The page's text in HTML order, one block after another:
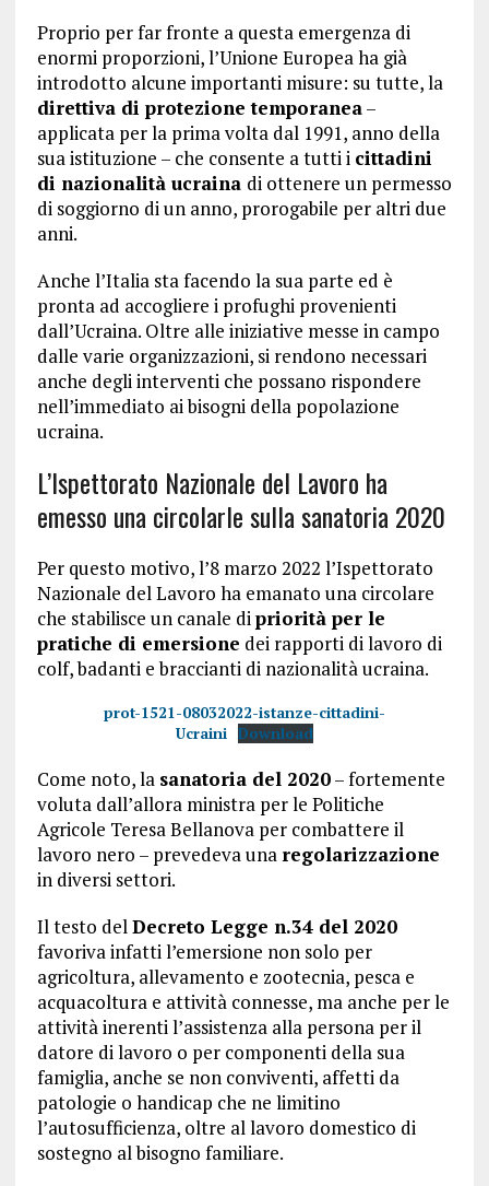
Proprio per far fronte a questa emergenza di
enormi proporzioni, l’Unione Europea ha già
introdotto alcune importanti misure: su tutte, la
direttiva di protezione temporanea–
applicata per la prima volta dal 1991, anno della
sua istituzione – che consente a tutti i cittadini
di nazionalità ucraina di ottenere un permesso
di soggiorno di un anno, prorogabile per altri due
anni.
Anche l’Italia sta facendo la sua parte ed è
pronta ad accogliere i profughi provenienti
dall’Ucraina. Oltre alle iniziative messe in campo
dalle varie organizzazioni, si rendono necessari
anche degli interventi che possano rispondere
nell’immediato ai bisogni della popolazione
ucraina.
L’Ispettorato Nazionale del Lavoro ha
emesso una circolarle sulla sanatoria 2020
Per questo motivo, l’8 marzo 2022 l’Ispettorato
Nazionale del Lavoro ha emanato una circolare
che stabilisce un canale dipriorità per le
pratiche di emersione dei rapporti di lavoro di
colf, badanti e braccianti di nazionalità ucraina.
prot-1521-08032022-istanze-cittadini-
Ucraini Download
Come noto, la sanatoria del 2020– fortemente
voluta dall’allora ministra per le Politiche
Agricole Teresa Bellanova per combattere il
lavoro nero – prevedeva una regolarizzazione
in diversi settori.
Il testo delDecreto Legge n.34 del 2020
favoriva infatti l’emersione non solo per
agricoltura, allevamento e zootecnia, pesca e
acquacoltura e attività connesse, ma anche per le
attività inerenti l’assistenza alla persona per il
datore di lavoro o per componenti della sua
famiglia, anche se non conviventi, affetti da
patologie o handicap che ne limitino
l’autosufficienza, oltre al lavoro domestico di
sostegno al bisogno familiare.